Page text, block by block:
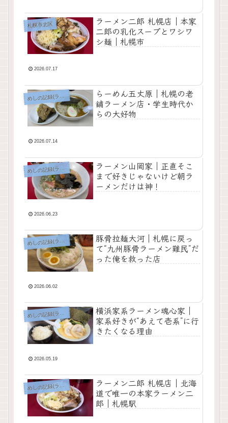
札幌市北区
ラーメン二郎 札幌店｜本家
二郎の乳化スープとワシワ
シ麺｜札幌市
2026.07.17
め
らーめん五丈原｜札幌の老
舗ラーメン店・学生時代か
らの大好物
2026.07.14
め
ラーメン山岡家｜正直そこ
まで好きじゃないけど朝ラ
ーメンだけは神！
2026.06.23
め しの記録(ラーメン以外)
豚骨拉麺大河｜札幌に戻っ
て“九州豚骨ラーメン難民”だ
った俺を救った店
2026.06.02
め しの記録(ラーメン以外)
横浜家系ラーメン魂心家｜
家系好きが“あえて壱系”に行
きたくなる理由
2026.05.19
め しの記録(ラーメン以外)
ラーメン二郎 札幌店｜北海
道で唯一の本家ラーメン二
郎｜札幌駅